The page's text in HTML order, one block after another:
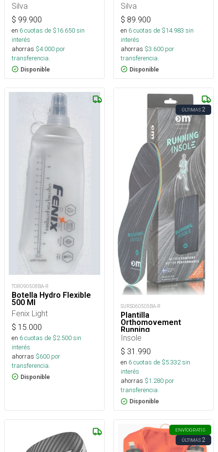
Silva
$ 99.900
en 6cuotas de $16.650sin
interés
ahorras $4.000 por
transferencia.
Disponible
Silva
$ 89.900
en 6cuotas de $14.983 sin
interés
ahorras $3.600 por
transferencia.
Disponible
TOR090508BA-R
Botella Hydro Flexible
500 Ml
Fenix Light
$ 15.000
en 6cuotas de $2.500sin
interés
ahorras $600 por
transferencia.
Disponible
ÚLTIMAS2
SURS060505BA-R
Plantilla
Orthomovement
Running
Insole
$ 31.990
en 6cuotas de $5.332sin
interés
ahorras $1.280 por
transferencia.
Disponible
ENVÍOGRATIS
ÚLTIMAS2